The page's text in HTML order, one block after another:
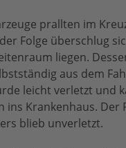
prallten im
Folge überschlug
liegen.
aus dem
leicht verletzt und
ins Krankenhaus. Der
blieb unverletzt.